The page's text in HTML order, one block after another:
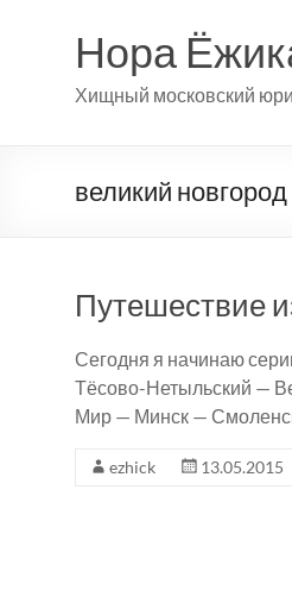
содержимомуНора
Хищный московский
великий новгород
Путешествие
Сегодня я начинаю
Тёсово-Нетыльский —
Мир — Минск —
ezhick 13.05.2015